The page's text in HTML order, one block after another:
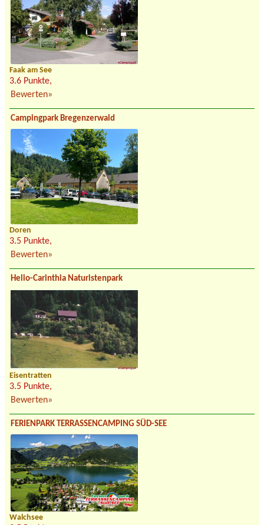
Faak am See
3.6 Punkte,
Bewerten»
Campingpark Bregenzerwald
Doren
3.5 Punkte,
Bewerten»
Helio-Carinthia Naturistenpark
Eisentratten
3.5 Punkte,
Bewerten»
FERIENPARK TERRASSENCAMPING SÜD-SEE
Walchsee